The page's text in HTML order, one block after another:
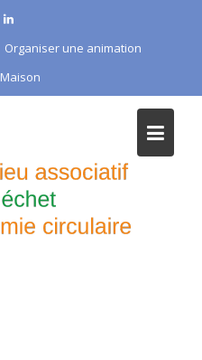
Organiser une animation